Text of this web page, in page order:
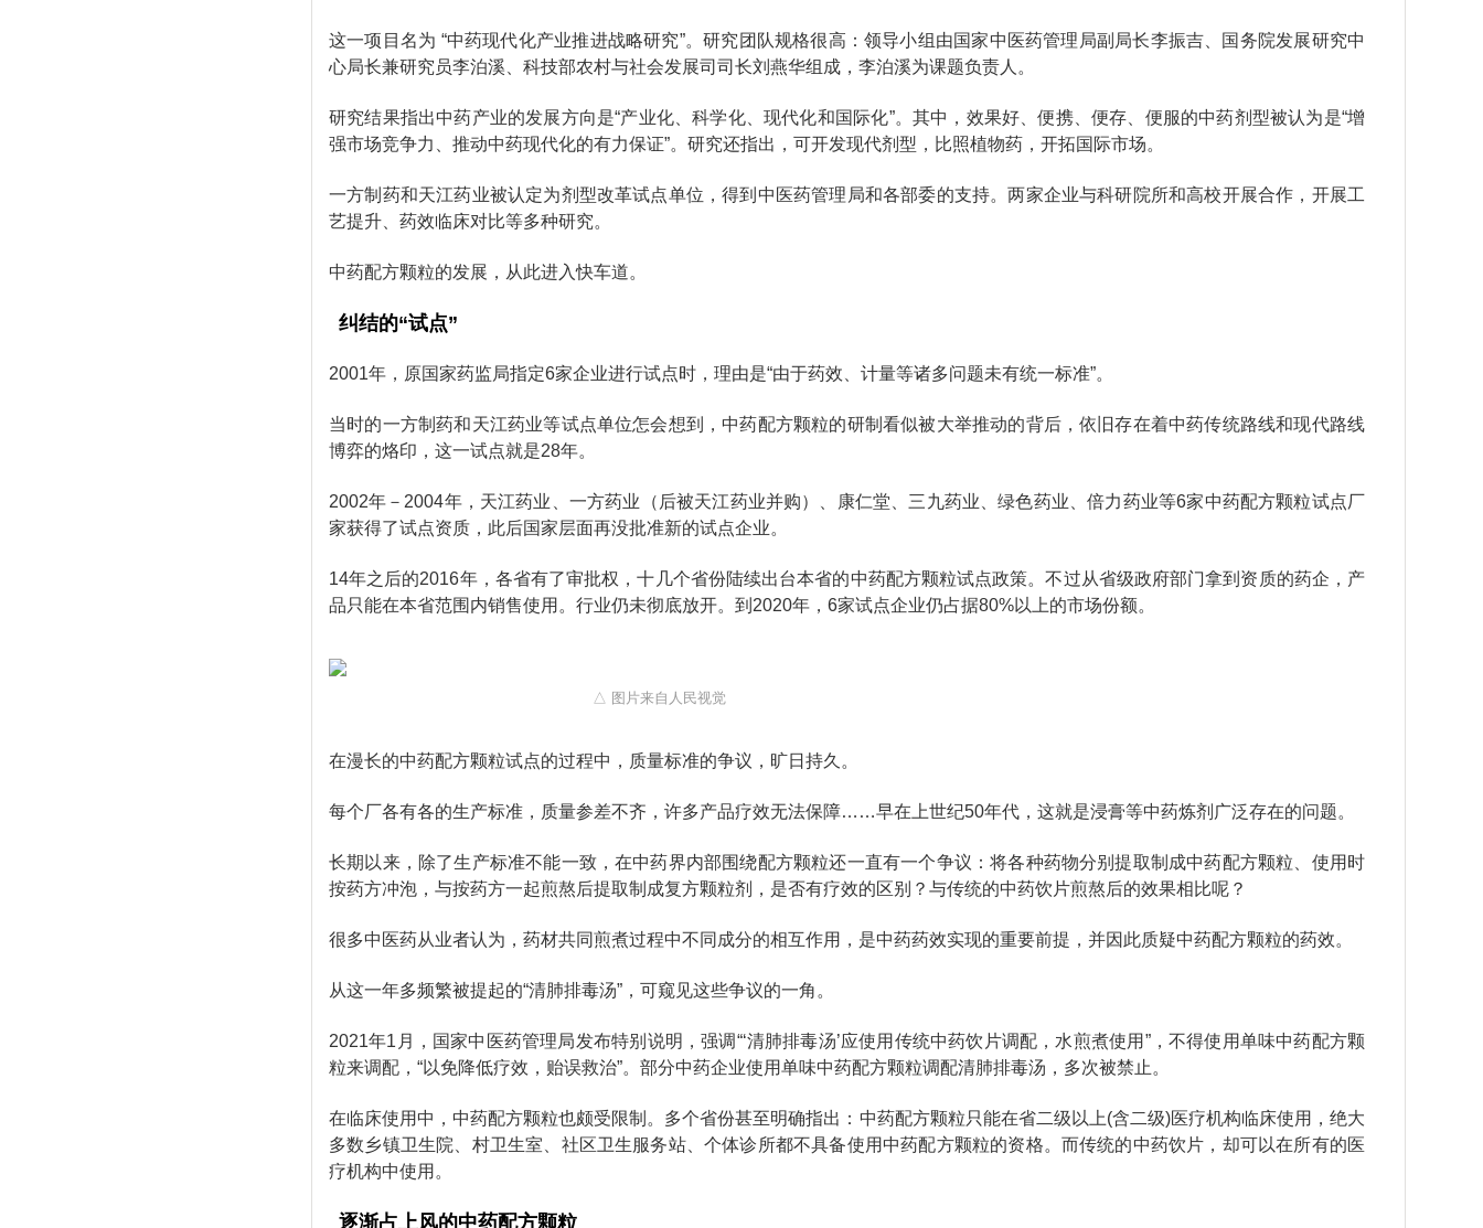
这一项目名为 “中药现代化产业推进战略研究”。研究团队规格很高：领导小组由国家中医药管理局副局长李振吉、国务院发展研究中
心局长兼研究员李泊溪、科技部农村与社会发展司司长刘燕华组成，李泊溪为课题负责人。
研究结果指出中药产业的发展方向是“产业化、科学化、现代化和国际化”。其中，效果好、便携、便存、便服的中药剂型被认为是“增
强市场竞争力、推动中药现代化的有力保证”。研究还指出，可开发现代剂型，比照植物药，开拓国际市场。
一方制药和天江药业被认定为剂型改革试点单位，得到中医药管理局和各部委的支持。两家企业与科研院所和高校开展合作，开展工
艺提升、药效临床对比等多种研究。
中药配方颗粒的发展，从此进入快车道。
纠结的“试点”
2001年，原国家药监局指定6家企业进行试点时，理由是“由于药效、计量等诸多问题未有统一标准”。
当时的一方制药和天江药业等试点单位怎会想到，中药配方颗粒的研制看似被大举推动的背后，依旧存在着中药传统路线和现代路线
博弈的烙印，这一试点就是28年。
2002年－2004年，天江药业、一方药业（后被天江药业并购）、康仁堂、三九药业、绿色药业、倍力药业等6家中药配方颗粒试点厂
家获得了试点资质，此后国家层面再没批准新的试点企业。
14年之后的2016年，各省有了审批权，十几个省份陆续出台本省的中药配方颗粒试点政策。不过从省级政府部门拿到资质的药企，产
品只能在本省范围内销售使用。行业仍未彻底放开。到2020年，6家试点企业仍占据80%以上的市场份额。
△ 图片来自人民视觉
在漫长的中药配方颗粒试点的过程中，质量标准的争议，旷日持久。
每个厂各有各的生产标准，质量参差不齐，许多产品疗效无法保障……早在上世纪50年代，这就是浸膏等中药炼剂广泛存在的问题。
长期以来，除了生产标准不能一致，在中药界内部围绕配方颗粒还一直有一个争议：将各种药物分别提取制成中药配方颗粒、使用时
按药方冲泡，与按药方一起煎熬后提取制成复方颗粒剂，是否有疗效的区别？与传统的中药饮片煎熬后的效果相比呢？
很多中医药从业者认为，药材共同煎煮过程中不同成分的相互作用，是中药药效实现的重要前提，并因此质疑中药配方颗粒的药效。
从这一年多频繁被提起的“清肺排毒汤”，可窥见这些争议的一角。
2021年1月，国家中医药管理局发布特别说明，强调“‘清肺排毒汤’应使用传统中药饮片调配，水煎煮使用”，不得使用单味中药配方颗
粒来调配，“以免降低疗效，贻误救治”。部分中药企业使用单味中药配方颗粒调配清肺排毒汤，多次被禁止。
在临床使用中，中药配方颗粒也颇受限制。多个省份甚至明确指出：中药配方颗粒只能在省二级以上(含二级)医疗机构临床使用，绝大
多数乡镇卫生院、村卫生室、社区卫生服务站、个体诊所都不具备使用中药配方颗粒的资格。而传统的中药饮片，却可以在所有的医
疗机构中使用。
逐渐占上风的中药配方颗粒